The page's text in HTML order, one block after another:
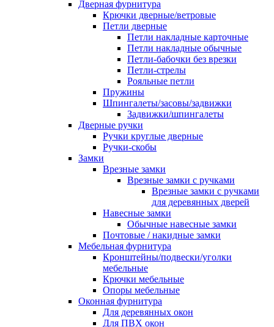
Дверная фурнитура
Крючки дверные/ветровые
Петли дверные
Петли накладные карточные
Петли накладные обычные
Петли-бабочки без врезки
Петли-стрелы
Рояльные петли
Пружины
Шпингалеты/засовы/задвижки
Задвижки/шпингалеты
Дверные ручки
Ручки круглые дверные
Ручки-скобы
Замки
Врезные замки
Врезные замки с ручками
Врезные замки с ручками
для деревянных дверей
Навесные замки
Обычные навесные замки
Почтовые / накидные замки
Мебельная фурнитура
Кронштейны/подвески/уголки
мебельные
Крючки мебельные
Опоры мебельные
Оконная фурнитура
Для деревянных окон
Для ПВХ окон